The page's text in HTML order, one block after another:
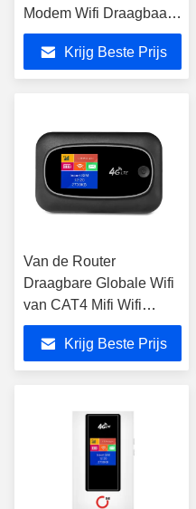
Modem Wifi Draagbaar
met Sim Card Slot
Krijg Beste Prijs
Van de Router
Draagbare Globale Wifi
van CAT4 Mifi Wifi
Hotspot 150Mbps Grote
Capaciteitsbatterij
Krijg Beste Prijs